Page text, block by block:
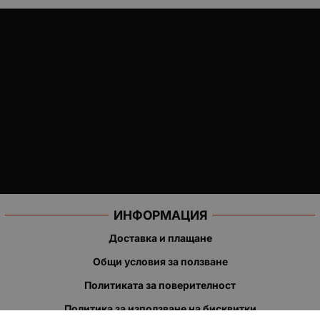
ИНФОРМАЦИЯ
Доставка и плащане
Общи условия за ползване
Политиката за поверителност
Политика за използване на бисквитки